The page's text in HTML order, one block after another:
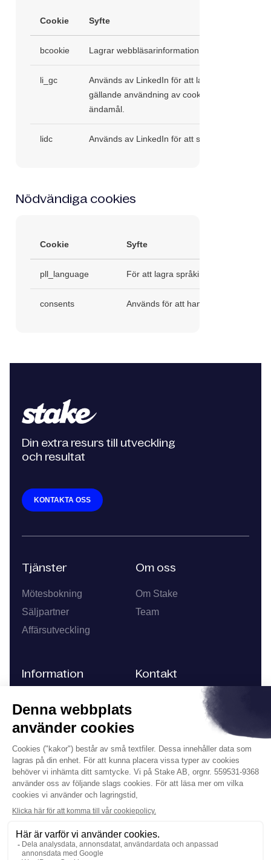
Cookie Syfte
bcookie Lagrar webbläsarinformation.
li_gc
Används av LinkedIn för att lagra samtycke
gällande användning av cookies för icke-
ändamål.
lidc Används av LinkedIn för att styra trafik.
Nödvändiga cookies
Cookie Syfte
pll_language För att lagra språkinställningar.
consents Används för att hantera samtycke.
Din extra resurs till utveckling
och resultat
KONTAKTA OSS
Tjänster
Mötesbokning
Säljpartner
Affärsutveckling
Om oss
Om Stake
Team
Information
Kundcases
FAQ
Kontakt
Malmskillnadsgatan
+46 (0)70 821 17 19
info@stake.se
KARRIÄR